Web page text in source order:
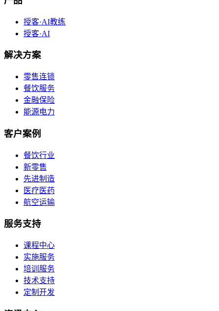
授客·AI教练
授客·AI
解决方案
零售连锁
餐饮服务
金融保险
能源电力
客户案例
餐饮行业
新零售
先进制造
医疗医药
航空运输
服务支持
课程中心
实施服务
培训服务
技术支持
定制开发